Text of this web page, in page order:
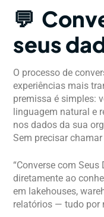
💬
seus
O processo de
experiências mais
premissa é simples:
linguagem natural e
nos dados da sua
Sem precisar
“Converse com
diretamente ao
em lakehouses,
relatórios — tudo por